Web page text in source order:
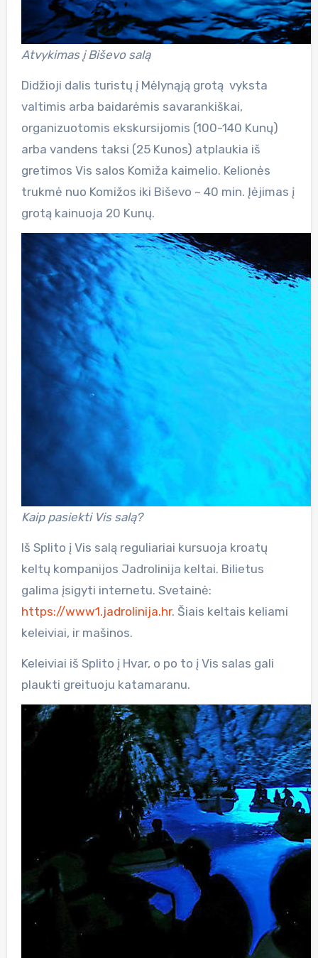
Atvykimas į Biševo salą
Didžioji dalis turistų į Mėlynąją grotą vyksta
valtimis arba baidarėmis savarankiškai,
organizuotomis ekskursijomis (100-140 Kunų)
arba vandens taksi (25 Kunos) atplaukia iš
gretimos Vis salos Komiža kaimelio. Kelionės
trukmė nuo Komižos iki Biševo ~ 40 min. Įėjimas į
grotą kainuoja 20 Kunų.
Kaip pasiekti Vis salą?
Iš Splito į Vis salą reguliariai kursuoja kroatų
keltų kompanijos Jadrolinija keltai. Bilietus
galima įsigyti internetu. Svetainė:
https://www1.jadrolinija.hr. Šiais keltais keliami
keleiviai, ir mašinos.
Keleiviai iš Splito į Hvar, o po to į Vis salas gali
plaukti greituoju katamaranu.